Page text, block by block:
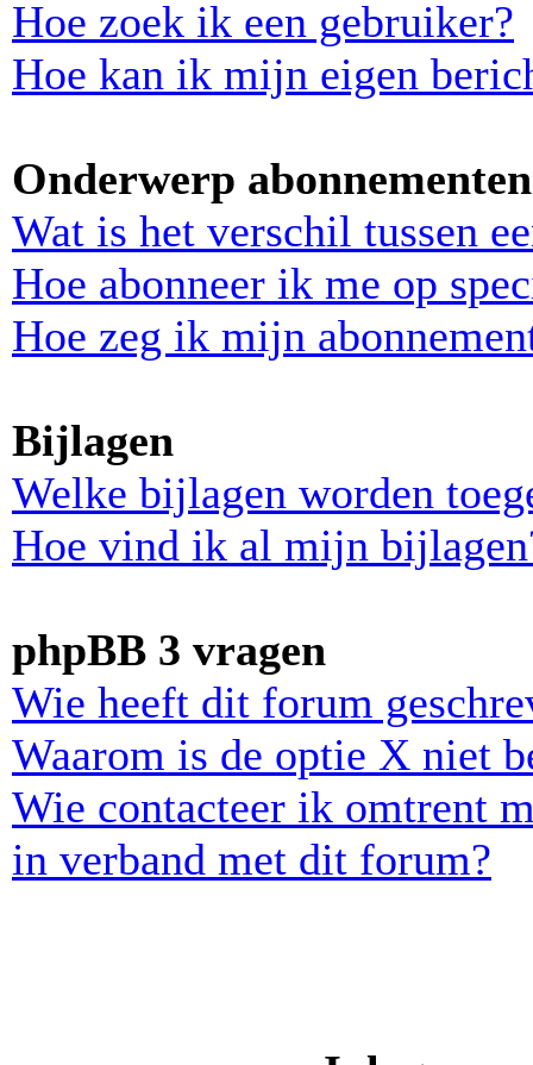
Hoe zoek ik een gebruiker?
Hoe kan ik mijn eigen
Onderwerp
Wat is het verschil tussen
Hoe abonneer ik me op
Hoe zeg ik mijn
Bijlagen
Welke bijlagen worden
Hoe vind ik al mijn
phpBB 3 vragen
Wie heeft dit forum
Waarom is de optie X niet
Wie contacteer ik omtrent
in verband met dit forum?